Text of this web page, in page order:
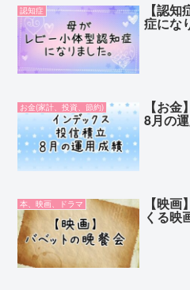
認知症 【認
症にな
お金(家計、投資、節約) 【お
8月の
本、映画、ドラマ 【映
くる映